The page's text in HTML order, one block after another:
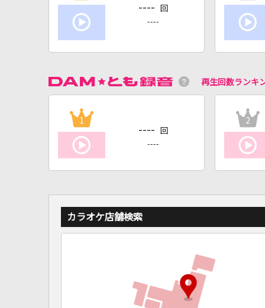
---- 回
----
再生回数ランキ
1
---- 回
----
2
カラオケ店舗検索